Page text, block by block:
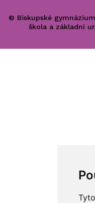
© Biskupské
škola a základní